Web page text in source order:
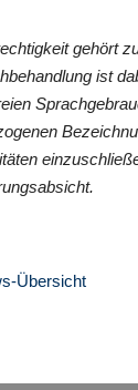
gehört
ist
Übersicht